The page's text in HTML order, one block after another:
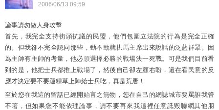
2006/06/13 09:59
論事請勿做人身攻擊
首先，我完全支持街頭抗議的民盟，他們包圍立法院的行為是完全正確
的。但我卻不完全認同那些，動不動就拱馬主席出來說話的泛藍群眾。因
為主帥有主帥的考量，他必須選擇必勝的戰場決一死戰。可是我們目前看
到的是，他把士兵都推上戰場了，然後自己卻左顧右盼，還在看民意的反
應才決定要不要運糧草上陣給士兵吃，真是荒唐！
至於您在我這的留話已經開始言之無物，您在自己的網誌城市要罵誰我管
不著，但如果您不能依理論事，請不要再來我這裡任意詆毀聯網其他朋